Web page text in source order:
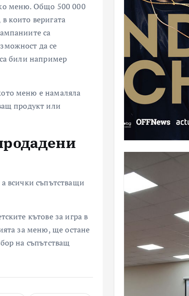
меню. Общо 500 000
които веригата
са
да се
били например
меню е намаляла
продукт или
всички съпътстващи
кътове за игра в
за меню, ще остане
на съпътстващ